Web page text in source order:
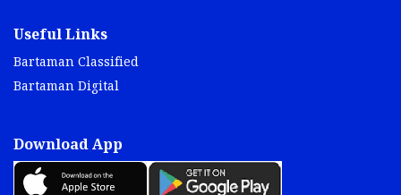
Useful Links
Bartaman Classified
Bartaman Digital
Download App